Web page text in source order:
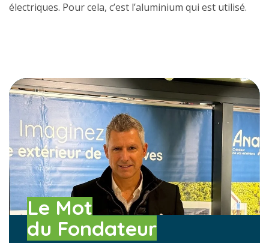
électriques. Pour cela, c’est l’aluminium qui est utilisé.
Le Mot
du Fondateur